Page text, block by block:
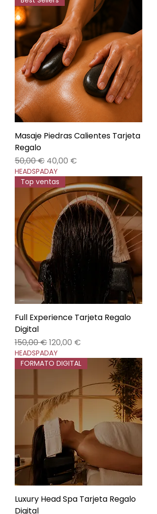
Masaje Piedras Calientes Tarjeta
Regalo
Precio
50,00 € Precio de oferta
40,00 €
HEADSPADAY
Top ventas
Full Experience Tarjeta Regalo
Digital
Precio
150,00 €Precio de oferta
120,00 €
HEADSPADAY
FORMATO DIGITAL
Luxury Head Spa Tarjeta Regalo
Digital